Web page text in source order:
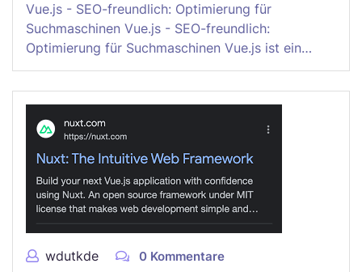
Vue.js - SEO-freundlich: Optimierung für
Suchmaschinen Vue.js - SEO-freundlich:
Optimierung für Suchmaschinen Vue.js ist ein…
wdutkde 0 Kommentare